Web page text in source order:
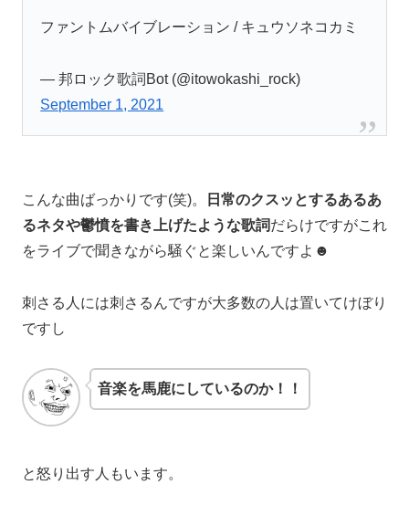
ファントムバイブレーション / キュウソネコカミ
— 邦ロック歌詞Bot (@itowokashi_rock)
September 1, 2021
こんな曲ばっかりです(笑)。
日常のクスッとするあるあ
るネタや鬱憤を書き上げたような歌詞だらけですがこれ
をライブで聞きながら騒ぐと楽しいんですよ☻
刺さる人には刺さるんですが大多数の人は置いてけぼり
ですし
音楽を馬鹿にしているのか！！
と怒り出す人もいます。